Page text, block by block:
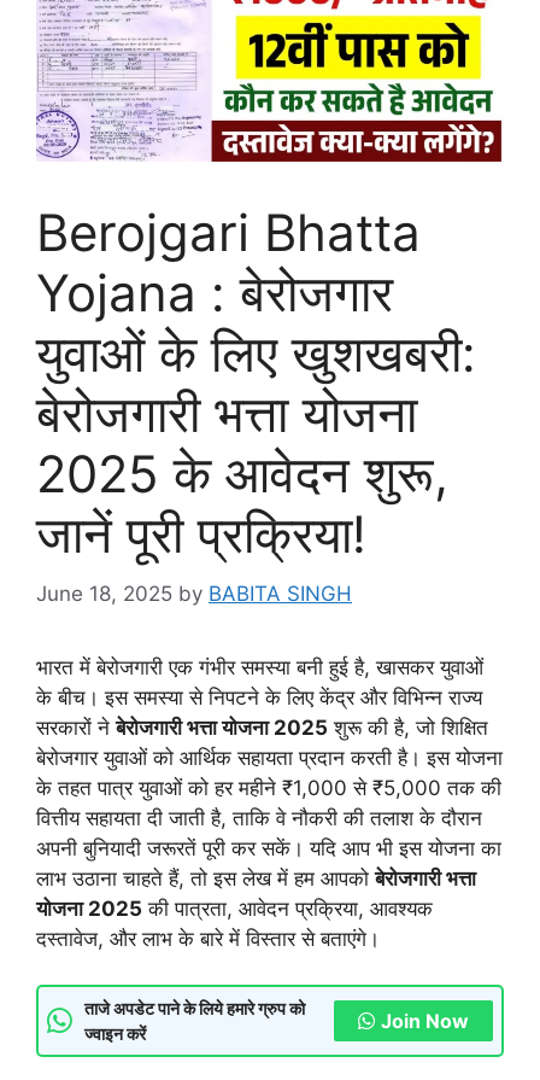
Berojgari Bhatta
Yojana : बेरोजगार
युवाओं के लिए खुशखबरी:
बेरोजगारी भत्ता योजना
2025 के आवेदन शुरू,
जानें पूरी प्रक्रिया!
June 18, 2025 by BABITA SINGH
भारत में बेरोजगारी एक गंभीर समस्या बनी हुई है, खासकर युवाओं
के बीच। इस समस्या से निपटने के लिए केंद्र और विभिन्न राज्य
सरकारों नेबेरोजगारी भत्ता योजना 2025 शुरू की है, जो शिक्षित
बेरोजगार युवाओं को आर्थिक सहायता प्रदान करती है। इस योजना
के तहत पात्र युवाओं को हर महीने ₹1,000 से ₹5,000 तक की
वित्तीय सहायता दी जाती है, ताकि वे नौकरी की तलाश के दौरान
अपनी बुनियादी जरूरतें पूरी कर सकें। यदि आप भी इस योजना का
लाभ उठाना चाहते हैं, तो इस लेख में हम आपकोबेरोजगारी भत्ता
योजना 2025 की पात्रता, आवेदन प्रक्रिया, आवश्यक
दस्तावेज, और लाभ के बारे में विस्तार से बताएंगे।
ताजे अपडेट पाने के लिये हमारे ग्रुप को
ज्वाइन करें
Join Now